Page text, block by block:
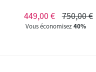
449,00 €
750,00 €
Vous économisez40%